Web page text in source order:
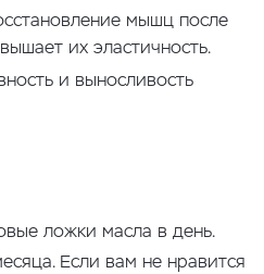
мышц после
их эластичность.
и выносливость
ложки масла в день.
Если вам не нравится